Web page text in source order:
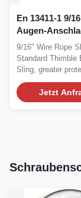
En 13411-1 9/
Augen-
Flussstahl
9/16" Wire Rope
Standard Thimble
Sling, greater
against wear...
Jetzt